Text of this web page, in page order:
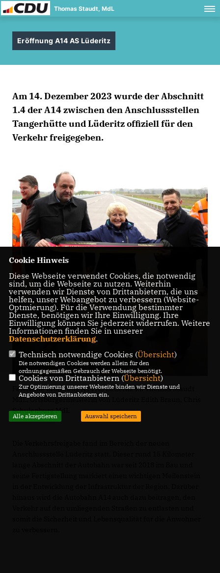
Thomas Staudt, MdL
Eröffnung A14 AS Lüderitz
Am 14. Dezember 2023 wurde der Abschnitt
1.4 der A14 zwischen den Anschlussstellen
Tangerhütte und Lüderitz offiziell für den
Verkehr freigegeben.
Feierliche Eröffnung A14 AS Lüderitz v.l. Thomas Staudt
MdL, Ortsbürgermeisterin von Lüderitz Edith Braun, Chris
Schulenburg MdL
Cookie Hinweis
Diese Webseite verwendet Cookies, die notwendig
sind, um die Webseite zu nutzen. Weiterhin
verwenden wir Dienste von Drittanbietern, die uns
helfen, unser Webangebot zu verbessern (Website-
Optmierung). Für die Verwendung bestimmter
Dienste, benötigen wir Ihre Einwilligung. Ihre
Einwilligung können Sie jederzeit widerrufen. Weitere
Informationen finden Sie in unserer
Datenschutzerklärung.
Technisch notwendige Cookies (Übersicht)
Die notwendigen Cookies werden allein für den
ordnungsgemäßen Gebrauch der Webseite benötigt.
Cookies von Drittanbietern (Übersicht)
Zur Optimierung unserer Webseite binden wir Dienste und
Angebote von Drittanbietern ein.
Alle akzeptieren Auswahl speichern